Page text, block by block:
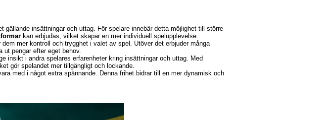
insättningar och uttag. För spelare innebär detta möjlighet till större
kan erbjudas, vilket skapar en mer individuell spelupplevelse.
mer kontroll och trygghet i valet av spel. Utöver det erbjuder många
ut pengar efter eget behov.
insikt i andra spelares erfarenheter kring insättningar och uttag. Med
gör spelandet mer tillgängligt och lockande.
med i något extra spännande. Denna frihet bidrar till en mer dynamisk och